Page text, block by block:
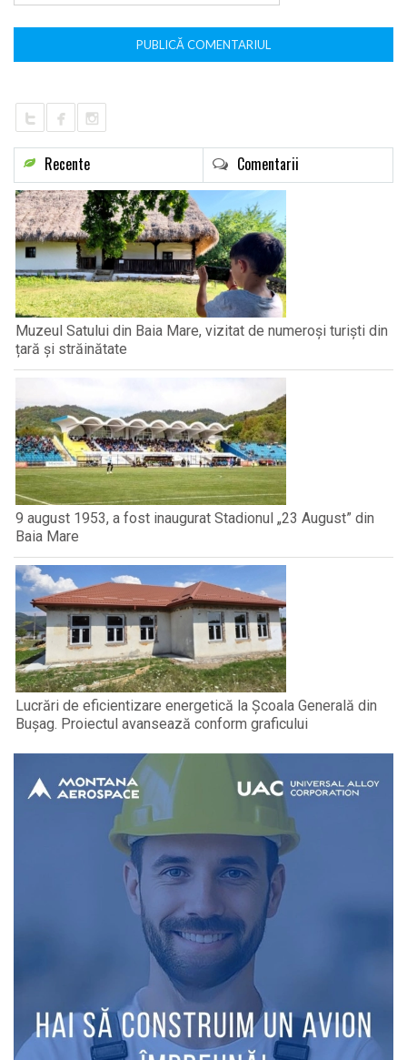
Recente Comentarii
Muzeul Satului din Baia Mare, vizitat de numeroși turiști din
țară și străinătate
9 august 1953, a fost inaugurat Stadionul „23 August” din
Baia Mare
Lucrări de eficientizare energetică la Școala Generală din
Bușag. Proiectul avansează conform graficului